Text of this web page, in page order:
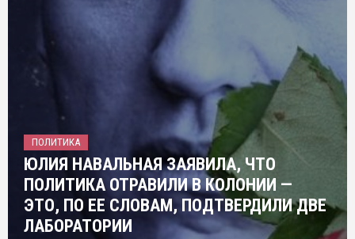
ПОЛИТИКА
ЮЛИЯ НАВАЛЬНАЯ ЗАЯВИЛА, ЧТО
ПОЛИТИКА ОТРАВИЛИ В КОЛОНИИ —
ЭТО, ПО ЕЕ СЛОВАМ, ПОДТВЕРДИЛИ ДВЕ
ЛАБОРАТОРИИ